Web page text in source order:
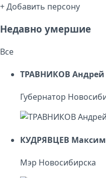
+ Добавить персону
Недавно умершие
Все
ТРАВНИКОВ Андрей
Губернатор
КУДРЯВЦЕВ Максим
Мэр Новосибирска